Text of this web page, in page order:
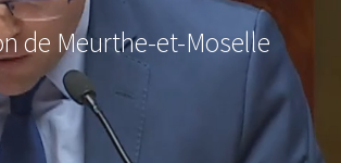
de Meurthe-et-Moselle